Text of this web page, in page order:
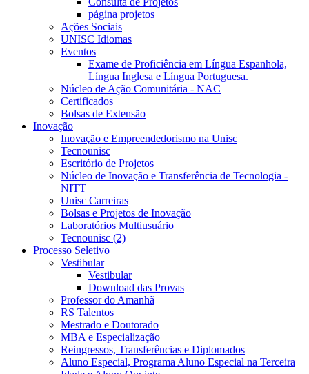
página projetos
Ações Sociais
UNISC Idiomas
Eventos
Exame de Proficiência em Língua Espanhola,
Língua Inglesa e Língua Portuguesa.
Núcleo de Ação Comunitária - NAC
Certificados
Bolsas de Extensão
Inovação
Inovação e Empreendedorismo na Unisc
Tecnounisc
Escritório de Projetos
Núcleo de Inovação e Transferência de Tecnologia -
NITT
Unisc Carreiras
Bolsas e Projetos de Inovação
Laboratórios Multiusuário
Tecnounisc (2)
Processo Seletivo
Vestibular
Vestibular
Download das Provas
Professor do Amanhã
RS Talentos
Mestrado e Doutorado
MBA e Especialização
Reingressos, Transferências e Diplomados
Aluno Especial, Programa Aluno Especial na Terceira